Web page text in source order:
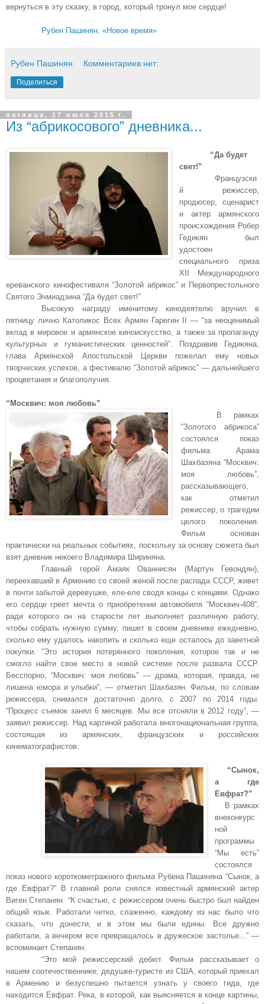
вернуться в эту сказку, в город, который тронул мое сердце!
Рубен Пашинян, «Новое время»
Рубен Пашинян Комментариев нет:
Поделиться
пятница, 17 июля 2015 г.
Из “абрикосового” дневника...
“Да будет
свет!”
Французски
й режиссер,
продюсер, сценарист
и актер армянского
происхождения Робер
Гедикян был
удостоен
специального приза
XII Международного
ереванского кинофестиваля “Золотой абрикос” и Первопрестольного
Святого Эчмиадзина “Да будет свет!”
Высокую награду именитому кинодеятелю вручил в
пятницу лично Католикос Всех Армян Гарегин II — “за неоценимый
вклад в мировое и армянское киноискусство, а также за пропаганду
культурных и гуманистических ценностей”. Поздравив Гедикяна,
глава Армянской Апостольской Церкви пожелал ему новых
творческих успехов, а фестивалю “Золотой абрикос” — дальнейшего
процветания и благополучия.
“Москвич: моя любовь”
В рамках
“Золотого абрикоса”
состоялся показ
фильма Арама
Шахбазяна “Москвич:
моя любовь”,
рассказывающего,
как отметил
режиссер, о трагедии
целого поколения.
Фильм основан
практически на реальных событиях, поскольку за основу сюжета был
взят дневник некоего Владимира Шириняна.
Главный герой Амаяк Ованнисян (Мартун Гевондян),
переехавший в Армению со своей женой после распада СССР, живет
в почти забытой деревушке, еле-еле сводя концы с концами. Однако
его сердце греет мечта о приобретении автомобиля “Москвич-408”,
ради которого он на старости лет выполняет различную работу,
чтобы собрать нужную сумму, пишет в своем дневнике ежедневно,
сколько ему удалось накопить и сколько еще осталось до заветной
покупки. “Это история потерянного поколения, которое так и не
смогло найти свое место в новой системе после развала СССР.
Бесспорно, “Москвич: моя любовь” — драма, которая, правда, не
лишена юмора и улыбки”, — отметил Шахбазян. Фильм, по словам
режиссера, снимался достаточно долго, с 2007 по 2014 годы.
“Процесс съемок занял 6 месяцев. Мы все отсняли в 2012 году”, —
заявил режиссер. Над картиной работала многонациональная группа,
состоящая из армянских, французских и российских
кинематографистов.
“Сынок,
а где
Евфрат?”
В рамках
внеконкурс
ной
программы
“Мы есть”
состоялся
показ нового короткометражного фильма Рубена Пашиняна “Сынок, а
где Евфрат?” В главной роли снялся известный армянский актер
Виген Степанян. “К счастью, с режиссером очень быстро был найден
общий язык. Работали четко, слаженно, каждому из нас было что
сказать, что донести, и в этом мы были едины. Все дружно
работали, а вечером все превращалось в дружеское застолье...” —
вспоминает Степанян.
“Это мой режиссерский дебют. Фильм рассказывает о
нашем соотечественнике, дедушке-туристе из США, который приехал
в Армению и безуспешно пытается узнать у своего гида, где
находится Евфрат. Река, в которой, как выясняется в конце картины,